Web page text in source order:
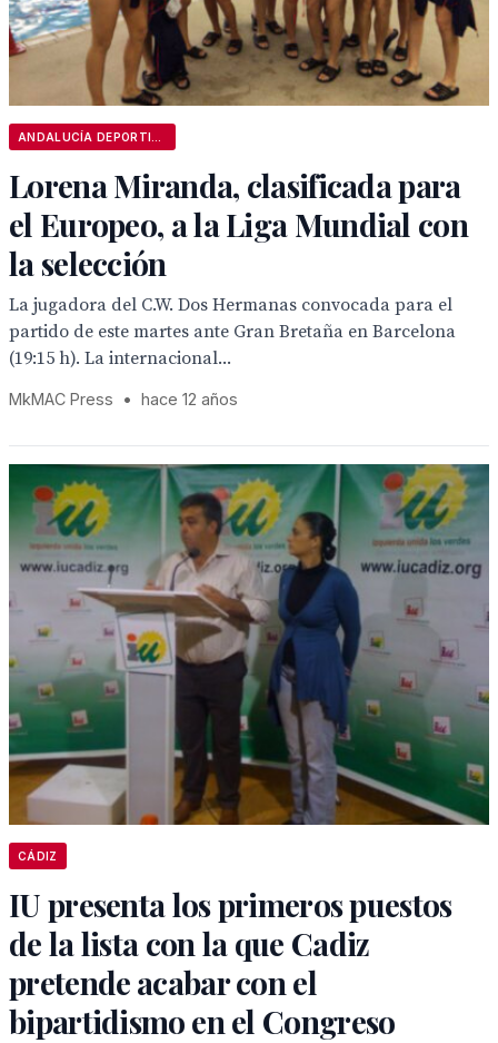
Lorena Miranda, clasificada para
el Europeo, a la Liga Mundial con
la selección
La jugadora del C.W. Dos Hermanas convocada para el
partido de este martes ante Gran Bretaña en Barcelona
(19:15 h). La internacional...
MkMAC Press • hace 12 años
CÁDIZ
IU presenta los primeros puestos
de la lista con la que Cadiz
pretende acabar con el
bipartidismo en el Congreso